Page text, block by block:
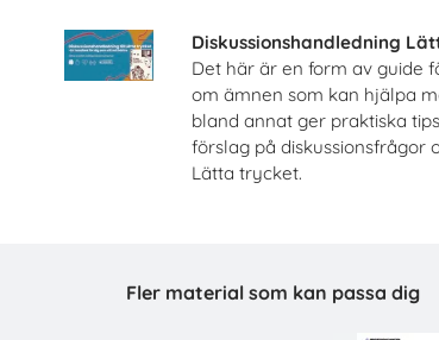
Diskussionshandledning
Det här är en form av guide
om ämnen som kan hjälpa
bland annat ger praktiska
förslag på diskussionsfrågor
Lätta trycket.
Fler material som kan passa dig